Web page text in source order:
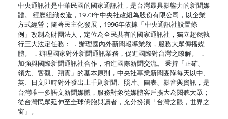
中央通訊社是中華民國的國家通訊社，是台灣最具影響力的新聞媒
體。 經歷組織改造，1973年中央社改組為股份有限公司，以企業
方式經營；隨著民主化發展，1996年依據「中央通訊社設置條
例」改制為財團法人，定位為全民共有的國家通訊社，獨立超然執
行三大法定任務： ．辦理國內外新聞報導業務，服務大眾傳播媒
體。 ．辦理國家對外新聞通訊業務，促進國際對台灣之瞭解。 ．
加強與國際新聞通訊社合作，增進國際新聞交流。 秉持「正確、
領先、客觀、翔實」的基本原則，中央社專業新聞團隊每天以中、
英、日文即時對外發出上千則新聞、照片、圖表、影音與資訊，是
台灣唯一多語文新聞媒體，服務對象從媒體客戶擴大為閱聽大眾；
從台灣民眾延伸至全球僑胞與讀者，充分扮演「台灣之眼，世界之
窗」。